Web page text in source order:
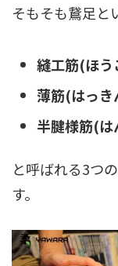
そもそも鵞足と
縫工筋(ほう
薄筋(はっき
半腱様筋(
と呼ばれる3つ
す。